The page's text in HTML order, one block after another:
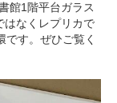
館1階平台ガラス
はなくレプリカで
す。ぜひご覧く